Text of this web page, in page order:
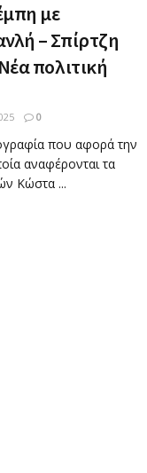
με
– Σπίρτζη
πολιτική
0
που αφορά την
αναφέρονται τα
Κώστα ...